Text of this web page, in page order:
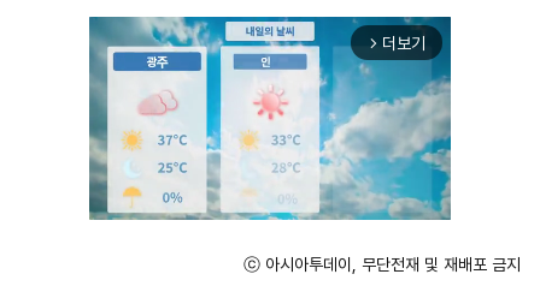
arrow_forward_ios 더보기
ⓒ 아시아투데이, 무단전재 및 재배포 금지